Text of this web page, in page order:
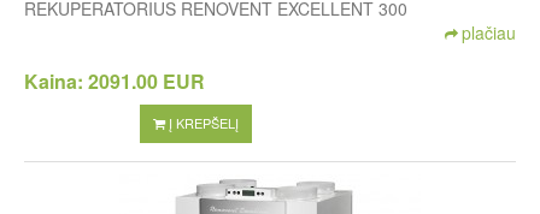
REKUPERATORIUS RENOVENT EXCELLENT 300
plačiau
Kaina: 2091.00 EUR
Į KREPŠELĮ